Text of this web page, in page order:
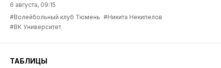
6 августа, 09:15
#Волейбольный клуб Тюмень #Никита Некипелов
#ВК Университет
ТАБЛИЦЫ